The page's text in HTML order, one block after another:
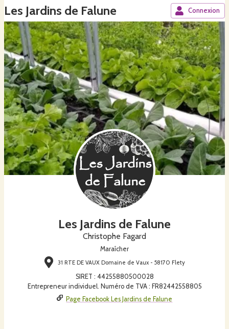
Les Jardins de Falune Connexion
Les Jardins de Falune
Christophe Fagard
Maraîcher
31 RTE DE VAUX Domaine de Vaux - 58170 Flety
SIRET : 44255880500028
Entrepreneur individuel. Numéro de TVA : FR82442558805
Page Facebook Les Jardins de Falune